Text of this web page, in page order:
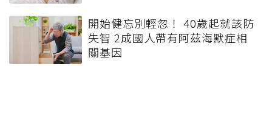
開始健忘別輕忽！ 40歲起就該防
失智 2成國人帶有阿茲海默症相
關基因